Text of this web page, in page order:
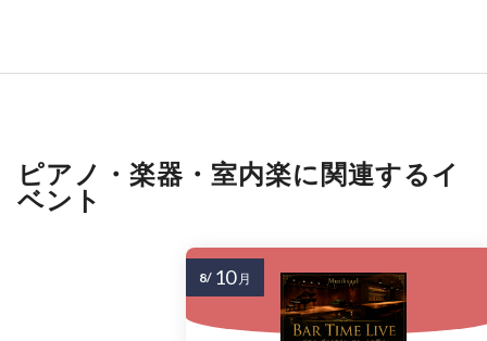
ピアノ・楽器・室内楽に関連するイ
ベント
8/ 10 月